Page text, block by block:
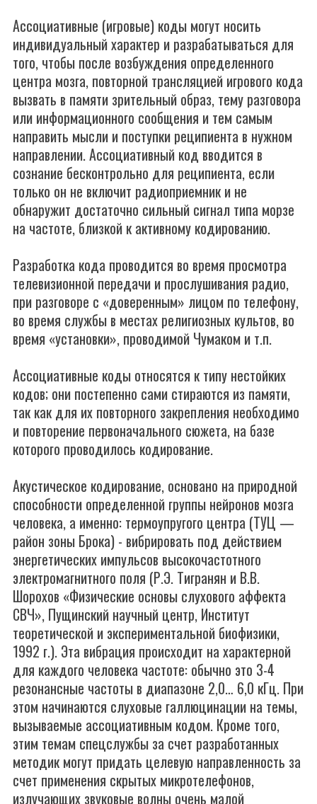
Ассоциативные (игровые) коды могут носить
индивидуальный характер и разрабатываться для
того, чтобы после возбуждения определенного
центра мозга, повторной трансляцией игрового кода
вызвать в памяти зрительный образ, тему разговора
или информационного сообщения и тем самым
направить мысли и поступки реципиента в нужном
направлении. Ассоциативный код вводится в
сознание бесконтрольно для реципиента, если
только он не включит радиоприемник и не
обнаружит достаточно сильный сигнал типа морзе
на частоте, близкой к активному кодированию.
Разработка кода проводится во время просмотра
телевизионной передачи и прослушивания радио,
при разговоре с «доверенным» лицом по телефону,
во время службы в местах религиозных культов, во
время «установки», проводимой Чумаком и т.п.
Ассоциативные коды относятся к типу нестойких
кодов; они постепенно сами стираются из памяти,
так как для их повторного закрепления необходимо
и повторение первоначального сюжета, на базе
которого проводилось кодирование.
Акустическое кодирование, основано на природной
способности определенной группы нейронов мозга
человека, а именно: термоупругого центра (ТУЦ —
район зоны Брока) - вибрировать под действием
энергетических импульсов высокочастотного
электромагнитного поля (Р.Э. Тигранян и В.В.
Шорохов «Физические основы слухового аффекта
СВЧ», Пущинский научный центр, Институт
теоретической и экспериментальной биофизики,
1992 г.). Эта вибрация происходит на характерной
для каждого человека частоте: обычно это 3-4
резонансные частоты в диапазоне 2,0… 6,0 кГц. При
этом начинаются слуховые галлюцинации на темы,
вызываемые ассоциативным кодом. Кроме того,
этим темам спецслужбы за счет разработанных
методик могут придать целевую направленность за
счет применения скрытых микротелефонов,
излучающих звуковые волны очень малой